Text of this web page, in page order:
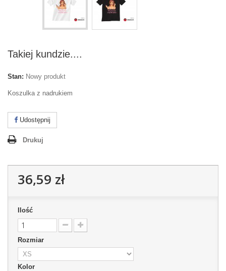
Takiej kundzie....
Stan: Nowy produkt
Koszulka z nadrukiem
Udostępnij
Drukuj
36,59 zł
Ilość
Rozmiar
Kolor